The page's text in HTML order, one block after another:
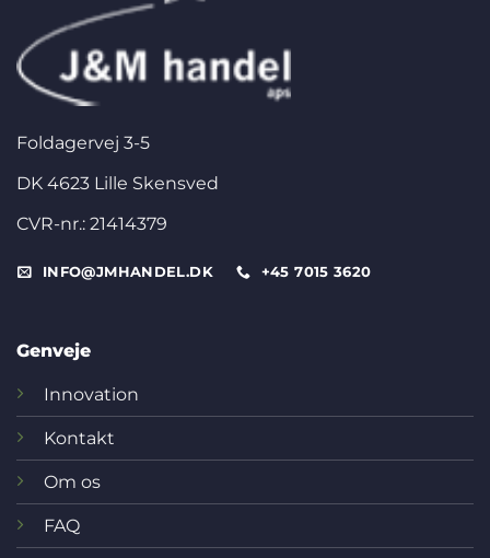
Foldagervej 3-5
DK 4623 Lille Skensved
CVR-nr.: 21414379
INFO@JMHANDEL.DK +45 7015 3620
Genveje
Innovation
Kontakt
Om os
FAQ